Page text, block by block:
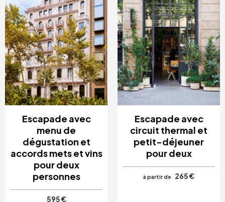
Escapade avec
menu de
dégustation et
accords mets et vins
pour deux
personnes
595 €
Escapade avec
circuit thermal et
petit-déjeuner
pour deux
à partir de 265 €